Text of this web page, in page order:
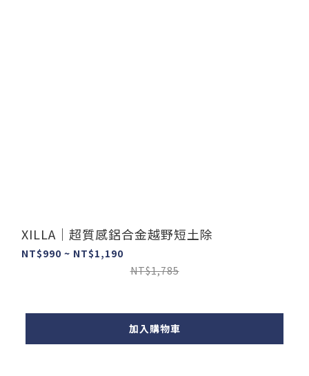
XILLA｜超質感鋁合金越野短土除
NT$990 ~ NT$1,190
NT$1,785
加入購物車